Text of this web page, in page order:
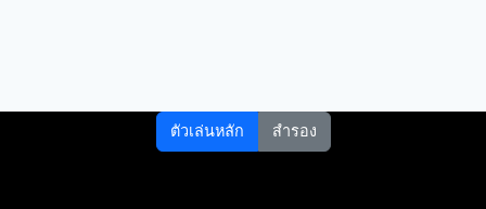
ตัวเล่นหลัก สำรอง